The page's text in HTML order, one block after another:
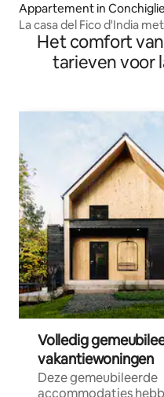
Appartement in
La casa del Fico d'India
Het comfort
tarieven voor
Volledig
vakantiewoningen
Deze gemeubileerde
accommodaties